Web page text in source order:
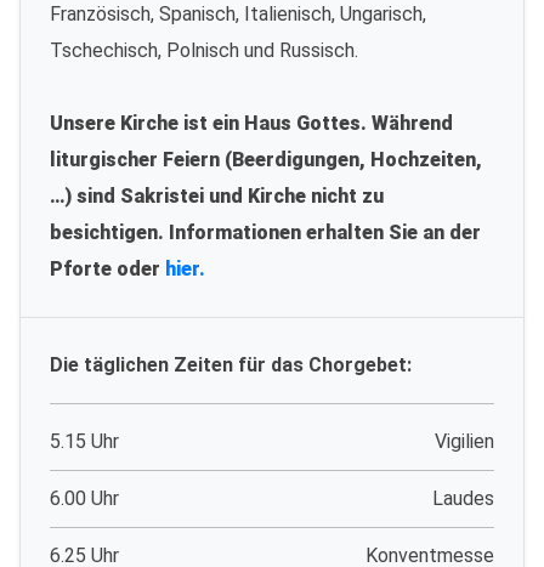
Französisch, Spanisch, Italienisch, Ungarisch,
Tschechisch, Polnisch und Russisch.
Unsere Kirche ist ein Haus Gottes. Während
liturgischer Feiern (Beerdigungen, Hochzeiten,
…) sind Sakristei und Kirche nicht zu
besichtigen. Informationen erhalten Sie an der
Pforte oder hier.
Die täglichen Zeiten für das Chorgebet:
5.15 Uhr Vigilien
6.00 Uhr Laudes
6.25 Uhr Konventmesse